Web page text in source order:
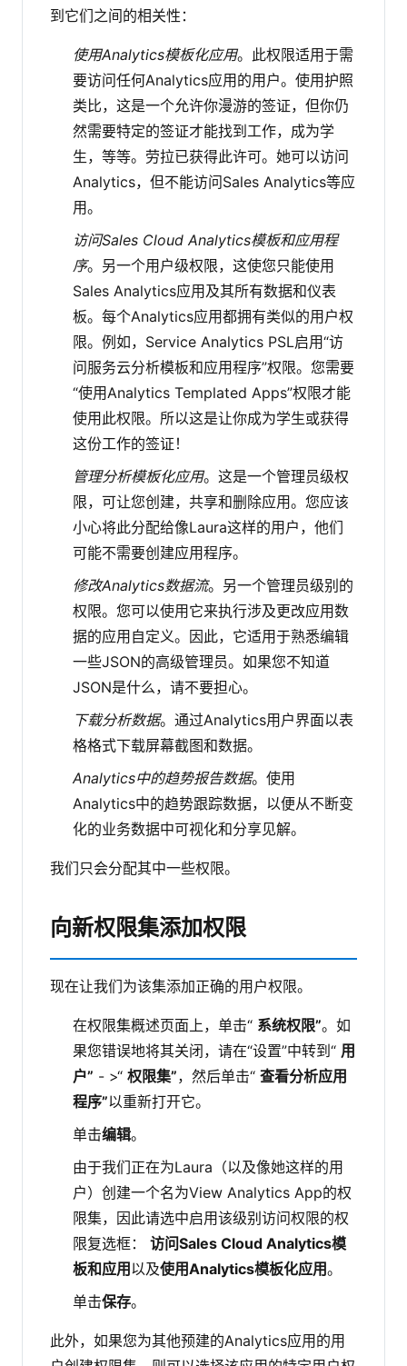
到它们之间的相关性：
使用Analytics模板化应用。此权限适用于需
要访问任何Analytics应用的用户。使用护照
类比，这是一个允许你漫游的签证，但你仍
然需要特定的签证才能找到工作，成为学
生，等等。劳拉已获得此许可。她可以访问
Analytics，但不能访问Sales Analytics等应
用。
访问Sales Cloud Analytics模板和应用程
序。另一个用户级权限，这使您只能使用
Sales Analytics应用及其所有数据和仪表
板。每个Analytics应用都拥有类似的用户权
限。例如，Service Analytics PSL启用“访
问服务云分析模板和应用程序”权限。您需要
“使用Analytics Templated Apps”权限才能
使用此权限。所以这是让你成为学生或获得
这份工作的签证！
管理分析模板化应用。这是一个管理员级权
限，可让您创建，共享和删除应用。您应该
小心将此分配给像Laura这样的用户，他们
可能不需要创建应用程序。
修改Analytics数据流。另一个管理员级别的
权限。您可以使用它来执行涉及更改应用数
据的应用自定义。因此，它适用于熟悉编辑
一些JSON的高级管理员。如果您不知道
JSON是什么，请不要担心。
下载分析数据。通过Analytics用户界面以表
格格式下载屏幕截图和数据。
Analytics中的趋势报告数据。使用
Analytics中的趋势跟踪数据，以便从不断变
化的业务数据中可视化和分享见解。
我们只会分配其中一些权限。
向新权限集添加权限
现在让我们为该集添加正确的用户权限。
在权限集概述页面上，单击“ 系统权限”。如
果您错误地将其关闭，请在“设置”中转到“ 用
户” - >“ 权限集”，然后单击“ 查看分析应用
程序”以重新打开它。
单击编辑。
由于我们正在为Laura（以及像她这样的用
户）创建一个名为View Analytics App的权
限集，因此请选中启用该级别访问权限的权
限复选框： 访问Sales Cloud Analytics模
板和应用 以及使用Analytics模板化应用。
单击保存。
此外，如果您为其他预建的Analytics应用的用